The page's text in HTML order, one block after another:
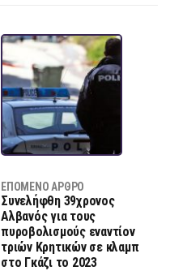
ΕΠΌΜΕΝΟ ΆΡΘΡΟ
Συνελήφθη 39χρονος
Αλβανός για τους
πυροβολισμούς εναντίον
τριών Κρητικών σε κλαμπ
στο Γκάζι το 2023